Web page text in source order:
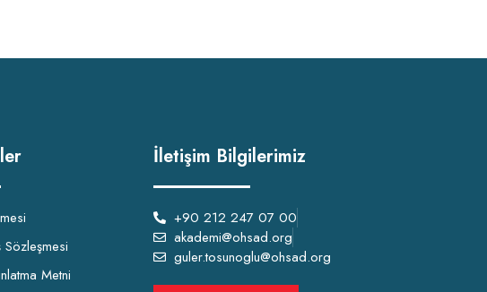
Sözleşmesi
Metni
İletişim Bilgilerimiz
+90 212 247 07 00
akademi@ohsad.org
guler.tosunoglu@ohsad.org